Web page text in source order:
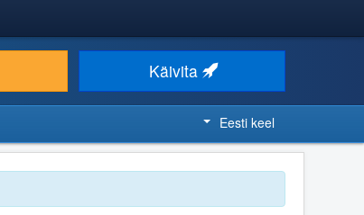
Käivita
Eesti keel